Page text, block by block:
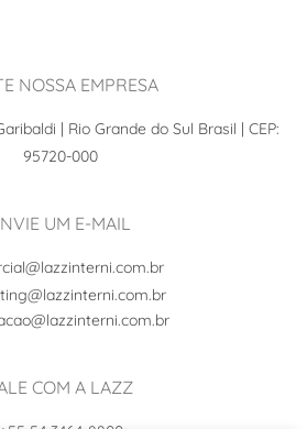
NOSSA EMPRESA
| Rio Grande do Sul Brasil | CEP:
95720-000
UM E-MAIL
COM A LAZZ